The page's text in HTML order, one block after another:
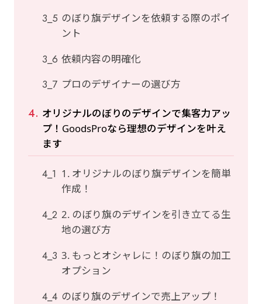
のぼり旗デザインを依頼する際のポイ
ント
依頼内容の明確化
プロのデザイナーの選び方
オリジナルのぼりのデザインで集客力アッ
プ！GoodsProなら理想のデザインを叶え
ます
1. オリジナルのぼり旗デザインを簡単
作成！
2. のぼり旗のデザインを引き立てる生
地の選び方
3. もっとオシャレに！のぼり旗の加工
オプション
のぼり旗のデザインで売上アップ！